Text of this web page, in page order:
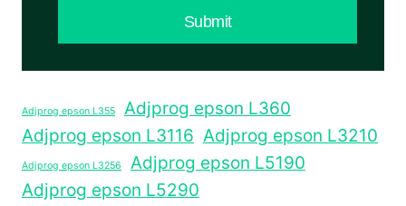
Submit
Adjprog epson L355
Adjprog epson L360
Adjprog epson L3116 Adjprog epson L3210
Adjprog epson L3256
Adjprog epson L5190
Adjprog epson L5290